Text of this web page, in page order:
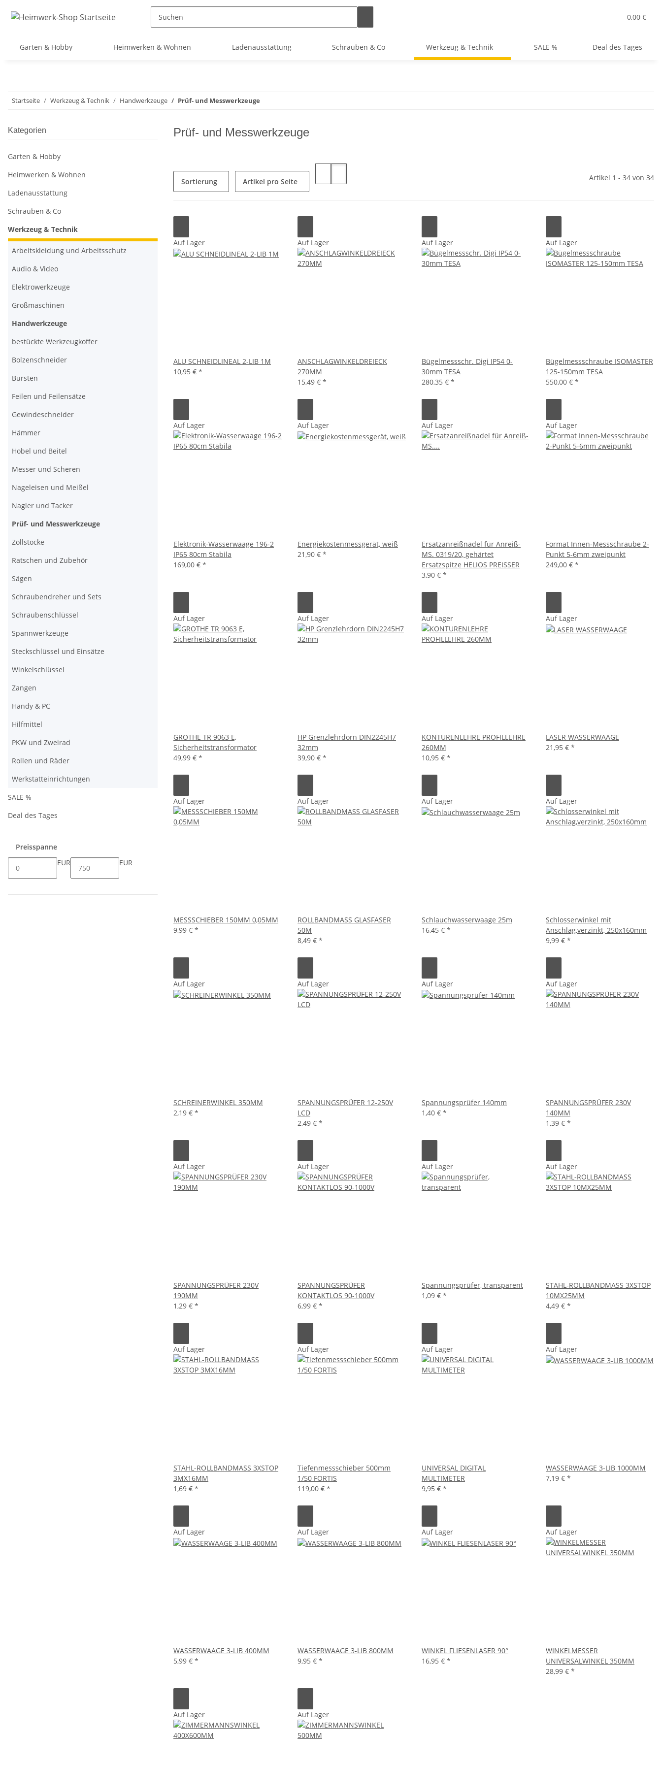
0,00 €
Garten & Hobby Heimwerken & Wohnen Ladenausstattung Schrauben & Co Werkzeug & Technik SALE % Deal des Tages
Startseite Werkzeug & Technik Handwerkzeuge Prüf- und Messwerkzeuge
Prüf- und Messwerkzeuge
Sortierung Artikel pro Seite Artikel 1 - 34 von 34
Auf Lager
ALU SCHNEIDLINEAL 2-LIB 1M
10,95 € *
Auf Lager
ANSCHLAGWINKELDREIECK
270MM
15,49 € *
Auf Lager
Bügelmessschr. Digi IP54 0-
30mm TESA
280,35 € *
Auf Lager
Bügelmessschraube ISOMASTER
125-150mm TESA
550,00 € *
Auf Lager
Elektronik-Wasserwaage 196-2
IP65 80cm Stabila
169,00 € *
Auf Lager
Energiekostenmessgerät, weiß
21,90 € *
Auf Lager
Ersatzanreißnadel für Anreiß-
MS. 0319/20, gehärtet
Ersatzspitze HELIOS PREISSER
3,90 € *
Auf Lager
Format Innen-Messschraube 2-
Punkt 5-6mm zweipunkt
249,00 € *
Auf Lager
GROTHE TR 9063 E,
Sicherheitstransformator
49,99 € *
Auf Lager
HP Grenzlehrdorn DIN2245H7
32mm
39,90 € *
Auf Lager
KONTURENLEHRE PROFILLEHRE
260MM
10,95 € *
Auf Lager
LASER WASSERWAAGE
21,95 € *
Auf Lager
MESSSCHIEBER 150MM 0,05MM
9,99 € *
Auf Lager
ROLLBANDMASS GLASFASER
50M
8,49 € *
Auf Lager
Schlauchwasserwaage 25m
16,45 € *
Auf Lager
Schlosserwinkel mit
Anschlag,verzinkt, 250x160mm
9,99 € *
Auf Lager
SCHREINERWINKEL 350MM
2,19 € *
Auf Lager
SPANNUNGSPRÜFER 12-250V
LCD
2,49 € *
Auf Lager
Spannungsprüfer 140mm
1,40 € *
Auf Lager
SPANNUNGSPRÜFER 230V
140MM
1,39 € *
Auf Lager
SPANNUNGSPRÜFER 230V
190MM
1,29 € *
Auf Lager
SPANNUNGSPRÜFER
KONTAKTLOS 90-1000V
6,99 € *
Auf Lager
Spannungsprüfer, transparent
1,09 € *
Auf Lager
STAHL-ROLLBANDMASS 3XSTOP
10MX25MM
4,49 € *
Auf Lager
STAHL-ROLLBANDMASS 3XSTOP
3MX16MM
1,69 € *
Auf Lager
Tiefenmessschieber 500mm
1/50 FORTIS
119,00 € *
Auf Lager
UNIVERSAL DIGITAL
MULTIMETER
9,95 € *
Auf Lager
WASSERWAAGE 3-LIB 1000MM
7,19 € *
Auf Lager
WASSERWAAGE 3-LIB 400MM
5,99 € *
Auf Lager
WASSERWAAGE 3-LIB 800MM
9,95 € *
Auf Lager
WINKEL FLIESENLASER 90°
16,95 € *
Auf Lager
WINKELMESSER
UNIVERSALWINKEL 350MM
28,99 € *
Auf Lager Auf Lager
Kategorien
Garten & Hobby
Heimwerken & Wohnen
Ladenausstattung
Schrauben & Co
Werkzeug & Technik
Arbeitskleidung und Arbeitsschutz
Audio & Video
Elektrowerkzeuge
Großmaschinen
Handwerkzeuge
bestückte Werkzeugkoffer
Bolzenschneider
Bürsten
Feilen und Feilensätze
Gewindeschneider
Hämmer
Hobel und Beitel
Messer und Scheren
Nageleisen und Meißel
Nagler und Tacker
Prüf- und Messwerkzeuge
Zollstöcke
Ratschen und Zubehör
Sägen
Schraubendreher und Sets
Schraubenschlüssel
Spannwerkzeuge
Steckschlüssel und Einsätze
Winkelschlüssel
Zangen
Handy & PC
Hilfmittel
PKW und Zweirad
Rollen und Räder
Werkstatteinrichtungen
SALE %
Deal des Tages
Preisspanne
EUR
EUR